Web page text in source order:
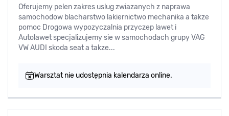
Oferujemy pelen zakres uslug zwiazanych z naprawa
samochodow blacharstwo lakiernictwo mechanika a takze
pomoc Drogowa wypozyczalnia przyczep lawet i
Autolawet specjalizujemy sie w samochodach grupy VAG
VW AUDI skoda seat a takze...
Warsztat nie udostępnia kalendarza online.